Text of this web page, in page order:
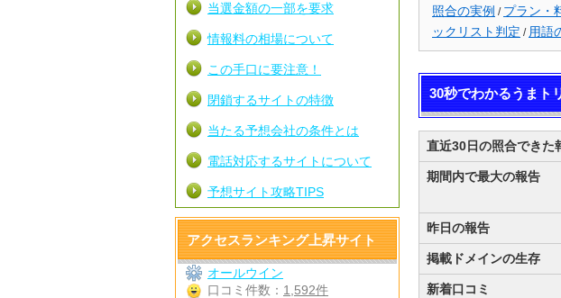
当選金額の一部を要求
情報料の相場について
この手口に要注意！
閉鎖するサイトの特徴
当たる予想会社の条件とは
電話対応するサイトについて
予想サイト攻略TIPS
アクセスランキング上昇サイト
オールウイン
口コミ件数： 1,592件
照合の実例 / プラン・
ックリスト判定 / 用語
30秒でわかるうまト
直近30日の照合できた
期間内で最大の報告
昨日の報告
掲載ドメインの生存
新着口コミ